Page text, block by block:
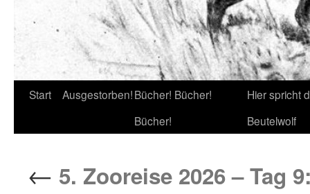
Start Ausgestorben!Bücher! Bücher!
Bücher!
Hier spricht
Beutelwolf
← 5. Zooreise 2026 – Tag